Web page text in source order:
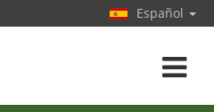
Español
toggle